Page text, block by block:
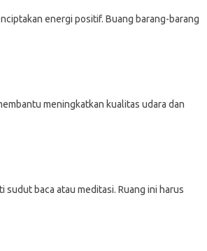
energi positif. Buang barang-barang
meningkatkan kualitas udara dan
baca atau meditasi. Ruang ini harus